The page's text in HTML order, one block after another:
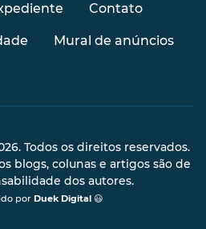
Contato
Mural de anúncios
Todos os direitos reservados.
blogs, colunas e artigos são de
dos autores.
por Duek Digital😃